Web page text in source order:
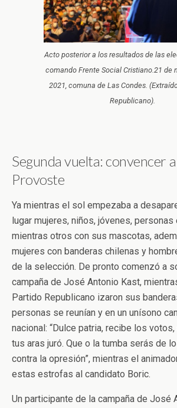
Acto posterior a los resultados de las
comando Frente Social Cristiano.21 de
2021, comuna de Las Condes.
Republicano).
Segunda vuelta: convencer a
Provoste
Ya mientras el sol empezaba a
lugar mujeres, niños, jóvenes,
mientras otros con sus mascotas,
mujeres con banderas chilenas y
de la selección. De pronto comenzó a
campaña de José Antonio Kast,
Partido Republicano izaron sus
personas se reunían y en un unísono
nacional: “Dulce patria, recibe los
tus aras juró. Que o la tumba serás de
contra la opresión”, mientras el
estas estrofas al candidato Boric.
Un participante de la campaña de José